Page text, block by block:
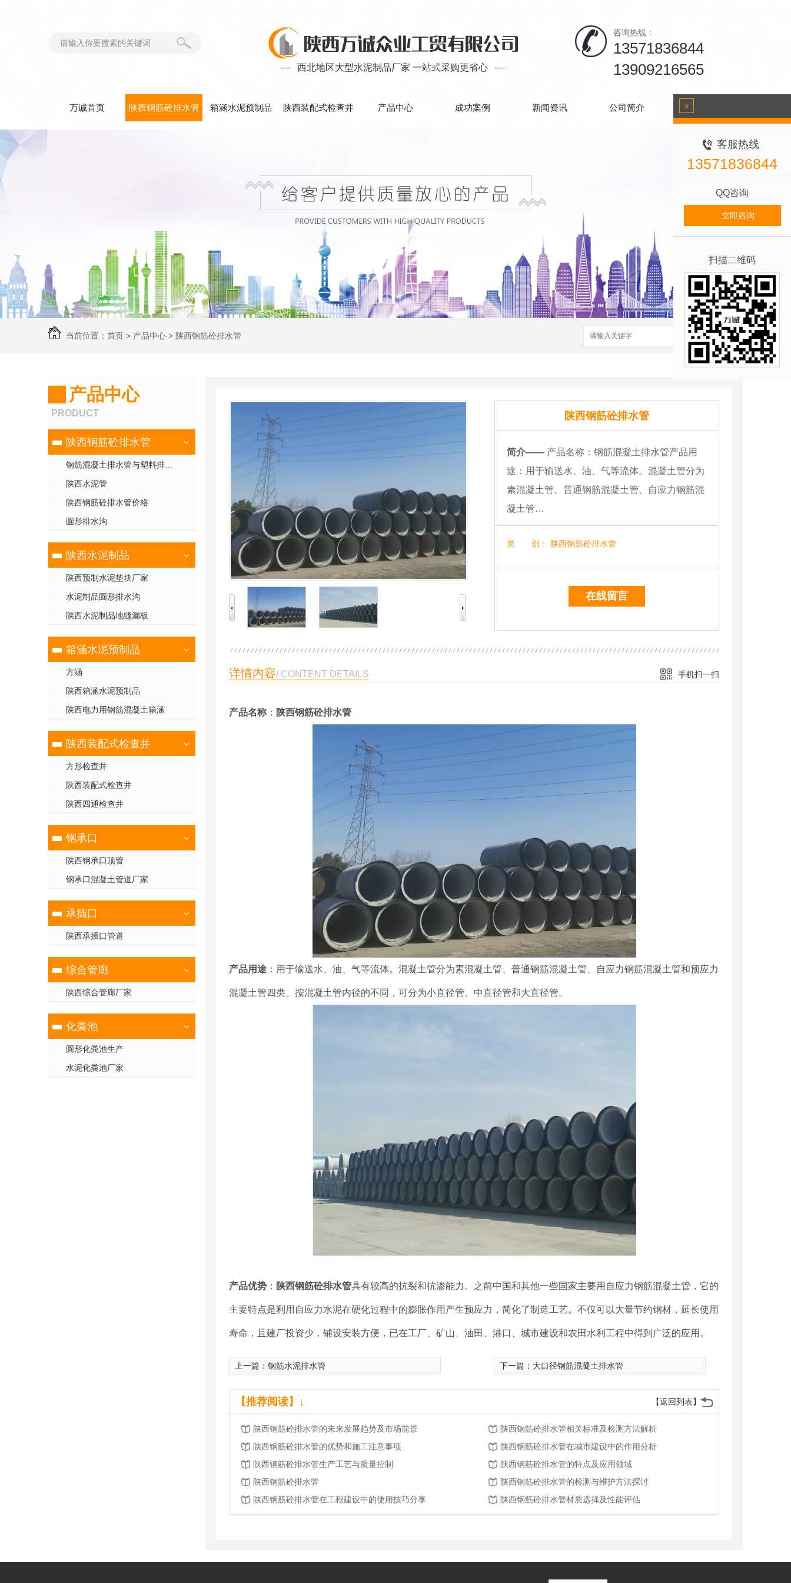
— 西北地区大型水泥制品厂家 一站式采购更省心 —
咨询热线：
13571836844
13909216565
万诚首页 陕西钢筋砼排水管 箱涵水泥预制品 陕西装配式检查井 产品中心 成功案例 新闻资讯 公司简介 联系我们
当前位置： 首页 > 产品中心 > 陕西钢筋砼排水管 搜索
产品中心
PRODUCT
陕西钢筋砼排水管
陕西水泥管
陕西钢筋砼排水管价格
圆形排水沟
陕西水泥制品
陕西预制水泥垫块厂家
水泥制品圆形排水沟
陕西水泥制品地缝漏板
箱涵水泥预制品
方涵
陕西箱涵水泥预制品
陕西电力用钢筋混凝土箱涵
陕西装配式检查井
方形检查井
陕西装配式检查井
陕西四通检查井
钢承口
陕西钢承口顶管
钢承口混凝土管道厂家
承插口
陕西承插口管道
综合管廊
陕西综合管廊厂家
化粪池
圆形化粪池生产
水泥化粪池厂家
陕西钢筋砼排水管
简介—— 产品名称：钢筋混凝土排水管产品用
途：用于输送水、油、气等流体。混凝土管分为
素混凝土管、普通钢筋混凝土管、自应力钢筋混
凝土管…
类 别： 陕西钢筋砼排水管
在线留言
详情内容/ CONTENT DETAILS 手机扫一扫
产品名称 ： 陕西钢筋砼排水管
产品用途 ：用于输送水、油、气等流体。混凝土管分为素混凝土管、普通钢筋混凝土管、自应力钢筋混凝土管和预应力
混凝土管四类。按混凝土管内径的不同，可分为小直径管、中直径管和大直径管。
产品优势 ： 陕西钢筋砼排水管具有较高的抗裂和抗渗能力。之前中国和其他一些国家主要用自应力钢筋混凝土管，它的
主要特点是利用自应力水泥在硬化过程中的膨胀作用产生预应力，简化了制造工艺。不仅可以大量节约钢材，延长使用
寿命，且建厂投资少，铺设安装方便，已在工厂、矿山、油田、港口、城市建设和农田水利工程中得到 广泛的应用。
上一篇： 钢筋水泥排水管 下一篇： 大口径钢筋混凝土排水管
【返回列表】
【推荐阅读】↓
陕西钢筋砼排水管的未来发展趋势及市场前景
陕西钢筋砼排水管相关标准及检测方法解析
陕西钢筋砼排水管的优势和施工注意事项
陕西钢筋砼排水管在城市建设中的作用分析
陕西钢筋砼排水管生产工艺与质量控制
陕西钢筋砼排水管的特点及应用领域
陕西钢筋砼排水管
陕西钢筋砼排水管的检测与维护方法探讨
陕西钢筋砼排水管在工程建设中的使用技巧分享
陕西钢筋砼排水管材质选择及性能评估
x
客服热线
13571836844
QQ咨询
立即咨询
扫描二维码